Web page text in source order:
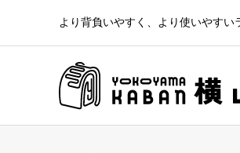
より背負いやすく、より使いやすい